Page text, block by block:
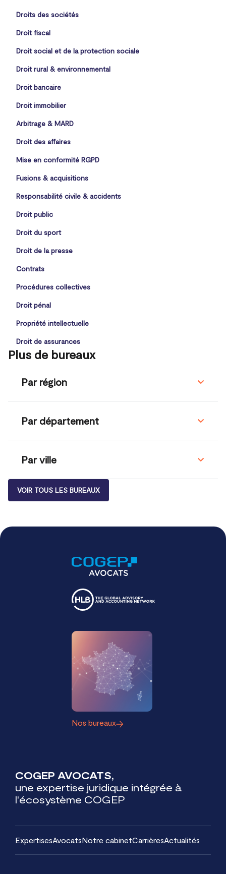
Droits des sociétés
Droit fiscal
Droit social et de la protection sociale
Droit rural & environnemental
Droit bancaire
Droit immobilier
Arbitrage & MARD
Droit des affaires
Mise en conformité RGPD
Fusions & acquisitions
Responsabilité civile & accidents
Droit public
Droit du sport
Droit de la presse
Contrats
Procédures collectives
Droit pénal
Propriété intellectuelle
Droit de assurances
Plus de bureaux
Par région
Par département
Par ville
VOIR TOUS LES BUREAUX
Nos bureaux
COGEP AVOCATS,
une expertise juridique intégrée à
l'écosystème COGEP
ExpertisesAvocatsNotre cabinetCarrièresActualités